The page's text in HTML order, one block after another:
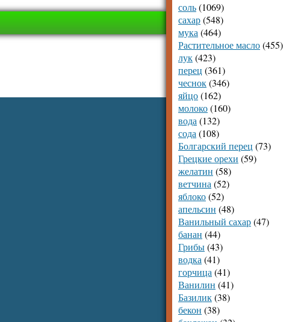
соль(1069)
сахар(548)
мука (464)
Растительное масло(455)
лук(423)
перец (361)
чеснок(346)
яйцо(162)
молоко(160)
вода (132)
сода (108)
Болгарский перец (73)
Грецкие орехи (59)
желатин (58)
ветчина (52)
яблоко(52)
апельсин (48)
Ванильный сахар(47)
банан (44)
Грибы(43)
водка (41)
горчица (41)
Ванилин (41)
Базилик(38)
бекон (38)